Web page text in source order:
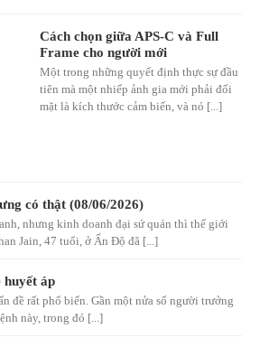
Cách chọn giữa APS-C và Full
Frame cho người mới
Một trong những quyết định thực sự đầu
tiên mà một nhiếp ảnh gia mới phải đối
mặt là kích thước cảm biến, và nó [...]
có thật (08/06/2026)
nhưng kinh doanh đại sứ quán thì thế giới
Jain, 47 tuổi, ở Ấn Độ đã [...]
huyết áp
đề rất phổ biến. Gần một nửa số người trưởng
này, trong đó [...]